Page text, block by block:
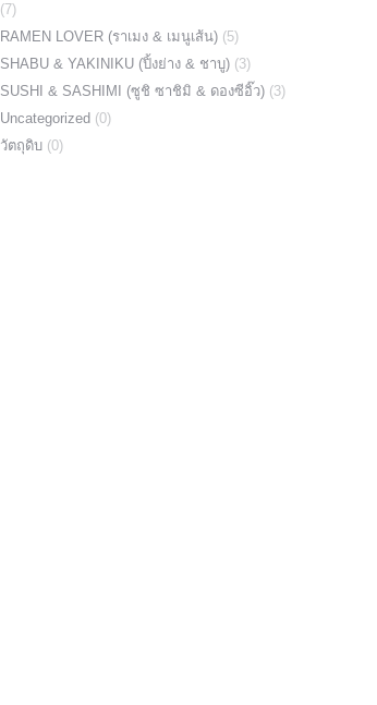
(7)
RAMEN LOVER (ราเมง & เมนูเส้น) (5)
SHABU & YAKINIKU (ปิ้งย่าง & ชาบู) (3)
SUSHI & SASHIMI (ซูชิ ซาชิมิ & ดองซีอิ๊ว) (3)
Uncategorized (0)
วัตถุดิบ (0)